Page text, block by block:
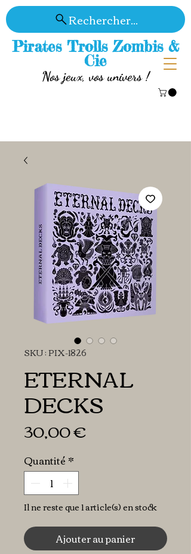
Pirates Trolls Zombis &
Cie
Nos jeux, vos univers !
Rechercher...
SKU : PIX-1826
ETERNAL
DECKS
30,00 €Prix
Quantité *
Il ne reste que 1 article(s) en stock
Ajouter au panier